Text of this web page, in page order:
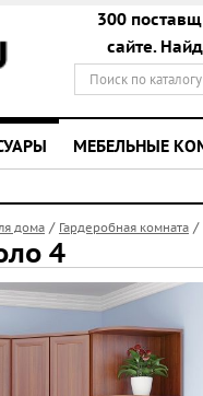
300
сайте.
МЕБЕЛЬНЫЕ
дома / Гардеробная комната /
4